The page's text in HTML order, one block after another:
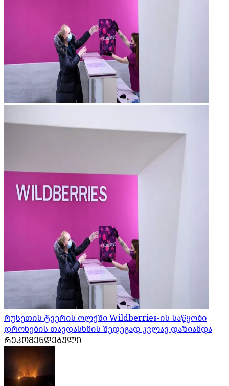
რუსეთის ტვერის ოლქში Wildberries-ის საწყობი
დრონების თავდასხმის შედეგად კვლავ დაზიანდა
ᲠᲔᲙᲝᲛᲔᲜᲓᲔᲑᲣᲚᲘ